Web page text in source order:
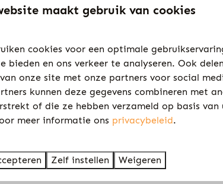
vrij spel. De Nederlandse big five,
ruimte. Over de zandverstuivingen, in het
maakt gebruik van cookies
cookies voor een optimale
bieden en ons verkeer te analyseren. Ook
onze site met onze partners voor social
kunnen deze gegevens combineren met
of die ze hebben verzameld op basis van
meer informatie ons privacybeleid.
Zelf instellen Weigeren